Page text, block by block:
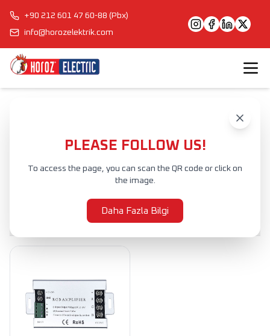
+90 212 601 47 60-88 (Pbx)
info@horozelektrik.com
PLEASE FOLLOW US!
To access the page, you can scan the QR code or click on
the image.
Daha Fazla Bilgi
RGB SİNYAL YÜKSELTİCİ